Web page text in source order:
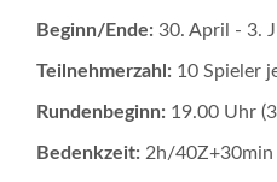
Beginn/Ende: 30. April - 3.
Teilnehmerzahl: 10 Spieler
Rundenbeginn: 19.00 Uhr
Bedenkzeit: 2h/40Z+30min